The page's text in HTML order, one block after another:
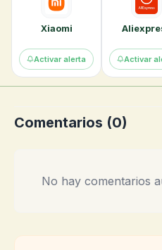
Xiaomi
Activar alerta Activar
Comentarios (0)
No hay comentarios